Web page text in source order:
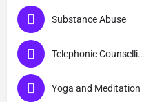
Substance Abuse
Telephonic Counselling
Yoga and Meditation